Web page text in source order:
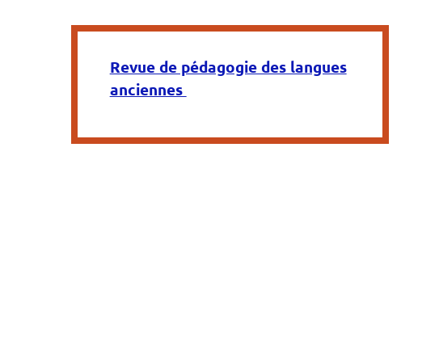
Revue de pédagogie des langues
anciennes